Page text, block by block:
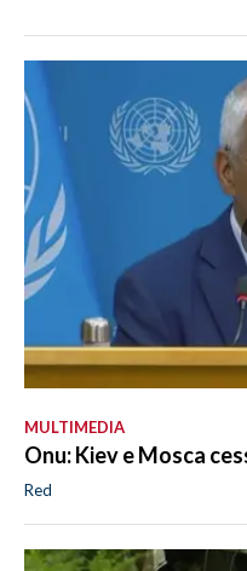
MULTIMEDIA
Onu: Kiev e Mosca
Red